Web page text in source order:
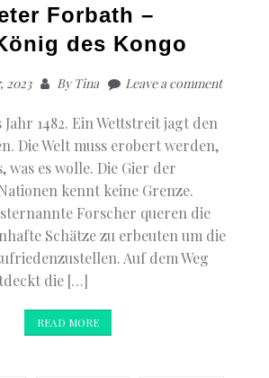
Forbath –
des Kongo
2023 ByTina Leave a comment
Jahr 1482. Ein Wettstreit jagt den
Die Welt muss erobert werden,
was es wolle. Die Gier der
kennt keine Grenze.
Forscher queren die
Schätze zu erbeuten um die
Auf dem Weg
die […]
READ MORE